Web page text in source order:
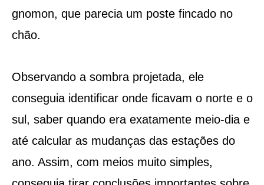
gnomon, que parecia um poste fincado no
chão.
Observando a sombra projetada, ele
conseguia identificar onde ficavam o norte e o
sul, saber quando era exatamente meio-dia e
até calcular as mudanças das estações do
ano. Assim, com meios muito simples,